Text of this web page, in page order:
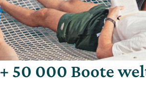
+ 50 000 Boote